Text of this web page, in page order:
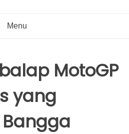
Menu
MotoGP
yang